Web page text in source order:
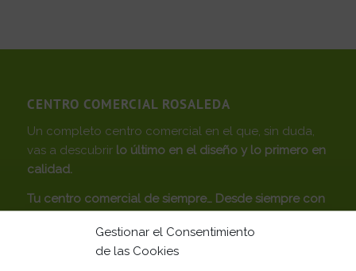
Gestionar el Consentimiento
de las Cookies
CENTRO COMERCIAL ROSALEDA
Un completo centro comercial en el que, sin duda,
vas a descubrir lo último en el diseño y lo primero en
calidad.
Tu centro comercial de siempre… Desde siempre con
Gestionado por